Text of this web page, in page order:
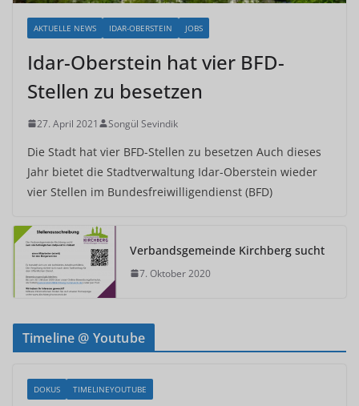
AKTUELLE NEWS IDAR-OBERSTEIN JOBS
Idar-Oberstein hat vier BFD-
Stellen zu besetzen
27. April 2021 Songül Sevindik
Die Stadt hat vier BFD-Stellen zu besetzen Auch dieses
Jahr bietet die Stadtverwaltung Idar-Oberstein wieder
vier Stellen im Bundesfreiwilligendienst (BFD)
Verbandsgemeinde Kirchberg sucht
7. Oktober 2020
Timeline @ Youtube
DOKUS TIMELINEYOUTUBE